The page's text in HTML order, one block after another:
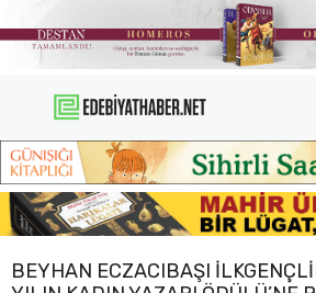
atla
BEYHAN ECZACIBAŞI